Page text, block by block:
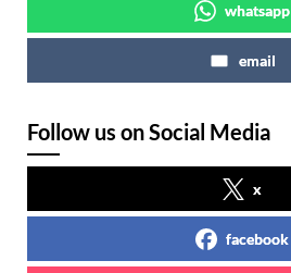
whatsapp
email
Follow us on Social Media
x
facebook